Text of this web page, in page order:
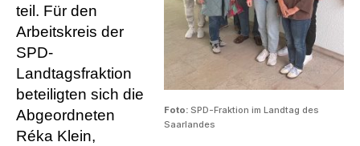
Foto: SPD-Fraktion im Landtag des
Saarlandes
teil. Für den
Arbeitskreis der
SPD-
Landtagsfraktion
beteiligten sich die
Abgeordneten
Réka Klein,